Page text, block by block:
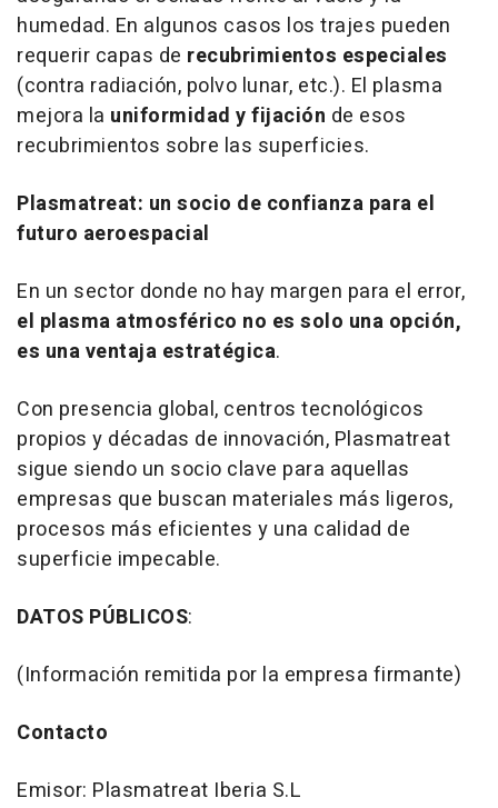
humedad. En algunos casos los trajes pueden
requerir capas de recubrimientos especiales
(contra radiación, polvo lunar, etc.). El plasma
mejora la uniformidad y fijación de esos
recubrimientos sobre las superficies.
Plasmatreat: un socio de confianza para el
futuro aeroespacial
En un sector donde no hay margen para el error,
el plasma atmosférico no es solo una opción,
es una ventaja estratégica.
Con presencia global, centros tecnológicos
propios y décadas de innovación, Plasmatreat
sigue siendo un socio clave para aquellas
empresas que buscan materiales más ligeros,
procesos más eficientes y una calidad de
superficie impecable.
DATOS PÚBLICOS:
(Información remitida por la empresa firmante)
Contacto
Emisor: Plasmatreat Iberia S.L